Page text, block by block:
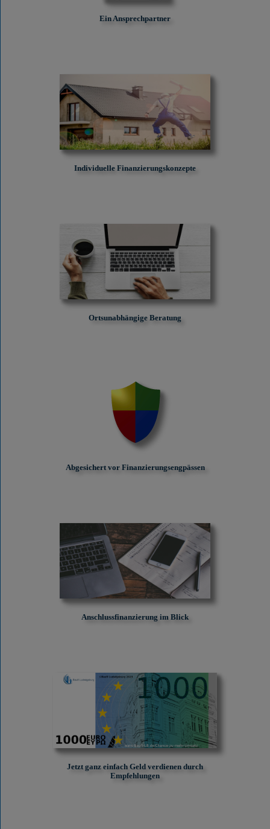
Ein Ansprechpartner
Individuelle Finanzierungskonzepte
Ortsunabhängige Beratung
Abgesichert vor Finanzierungs­engpässen
Anschlussfinanzierung im Blick
Jetzt ganz einfach Geld verdienen durch
Empfehlungen